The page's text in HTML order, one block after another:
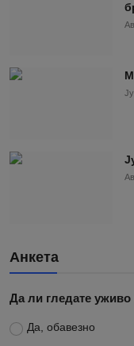
Анкета
Да ли гледате
Да, обавезно